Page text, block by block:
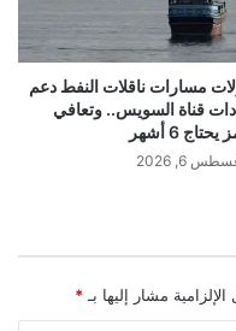
لم تفعل فإن هذه
بكامل التزاماتها
بقطاع غزة،
في وجهات
مسارات ناقلات النفط دعم
قناة السويس.. وتعافي
6 أشهر
6, 2026
مشار إليها بـ*